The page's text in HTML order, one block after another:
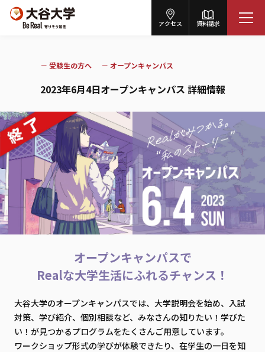
アクセス 資料請求
－ 受験生の方へ － オープンキャンパス
2023年6月4日オープンキャンパス 詳細情報
オープンキャンパスで
Realな大学生活にふれるチャンス！
大谷大学のオープンキャンパスでは、大学説明会を始め、入試
対策、学び紹介、個別相談など、 みなさんの知りたい！学びた
い！が見つかるプログラムをたくさんご用意しています。
ワークショップ形式の学びが体験できたり、在学生の一日を知